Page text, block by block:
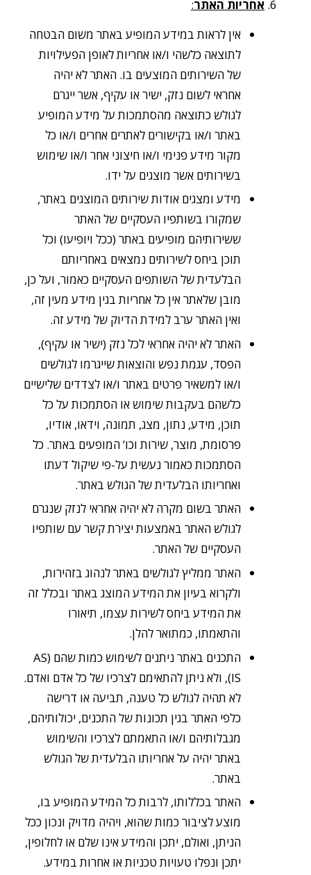
אחריות האתר:
אין לראות במידע המופיע באתר משום הבטחה
לתוצאה כלשהי ו/או אחריות לאופן הפעילויות
של השירותים המוצעים בו. האתר לא יהיה
אחראי לשום נזק, ישיר או עקיף, אשר ייגרם
לגולש כתוצאה מהסתמכות על מידע המופיע
באתר ו/או בקישורים לאתרים אחרים ו/או כל
מקור מידע פנימי ו/או חיצוני אחר ו/או שימוש
בשירותים אשר מוצגים על ידו.
מידע ומצגים אודות שירותים המוצגים באתר,
שמקורו בשותפיו העסקיים של האתר
ששירותיהם מופיעים באתר (ככל ויופיעו) וכל
תוכן ביחס לשירותים נמצאים באחריותם
הבלעדית של השותפים העסקיים כאמור, ועל כן,
מובן שלאתר אין כל אחריות בגין מידע מעין זה,
ואין האתר ערב למידת הדיוק של מידע זה.
האתר לא יהיה אחראי לכל נזק (ישיר או עקיף),
הפסד, עגמת נפש והוצאות שייגרמו לגולשים
ו/או למשאיר פרטים באתר ו/או לצדדים שלישיים
כלשהם בעקבות שימוש או הסתמכות על כל
תוכן, מידע, נתון, מצג, תמונה, וידאו, אודיו,
פרסומת, מוצר, שירות וכו’ המופעים באתר. כל
הסתמכות כאמור נעשית על-פי שיקול דעתו
ואחריותו הבלעדית של הגולש באתר.
האתר בשום מקרה לא יהיה אחראי לנזק שנגרם
לגולש האתר באמצעות יצירת קשר עם שותפיו
העסקיים של האתר.
האתר ממליץ לגולשים באתר לנהוג בזהירות,
ולקרוא בעיון את המידע המוצג באתר ובכלל זה
את המידע ביחס לשירות עצמו, תיאורו
והתאמתו, כמתואר להלן.
התכנים באתר ניתנים לשימוש כמות שהם (AS
IS), ולא ניתן להתאימם לצרכיו של כל אדם ואדם.
לא תהיה לגולש כל טענה, תביעה או דרישה
כלפי האתר בגין תכונות של התכנים, יכולותיהם,
מגבלותיהם ו/או התאמתם לצרכיו והשימוש
באתר יהיה על אחריותו הבלעדית של הגולש
באתר.
האתר בכללותו, לרבות כל המידע המופיע בו,
מוצע לציבור כמות שהוא, ויהיה מדויק ונכון ככל
הניתן, ואולם, יתכן והמידע אינו שלם או לחלופין,
יתכן ונפלו טעויות טכניות או אחרות במידע.